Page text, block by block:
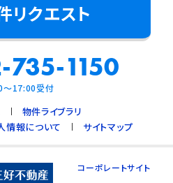
リクエスト
735-1150
～17:00受付
物件ライブラリ
情報について サイトマップ
コーポレートサイト